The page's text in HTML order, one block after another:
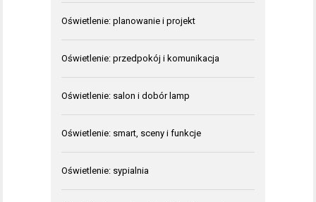
Oświetlenie: planowanie i projekt
Oświetlenie: przedpokój i komunikacja
Oświetlenie: salon i dobór lamp
Oświetlenie: smart, sceny i funkcje
Oświetlenie: sypialnia